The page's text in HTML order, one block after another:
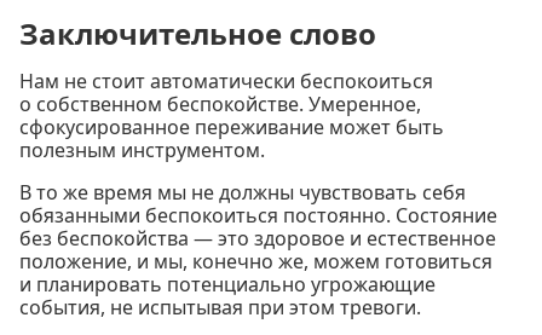
Заключительное слово
Нам не стоит автоматически беспокоиться
о собственном беспокойстве. Умеренное,
сфокусированное переживание может быть
полезным инструментом.
В то же время мы не должны чувствовать себя
обязанными беспокоиться постоянно. Состояние
без беспокойства — это здоровое и естественное
положение, и мы, конечно же, можем готовиться
и планировать потенциально угрожающие
события, не испытывая при этом тревоги.